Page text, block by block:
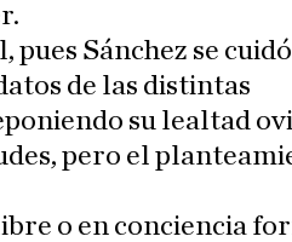
Sánchez se
de las distintas
su lealtad
pero el
o en conciencia